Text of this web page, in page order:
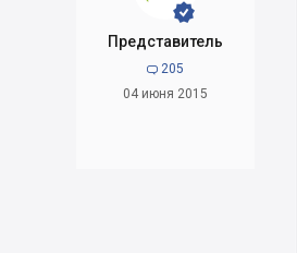


Представитель
 205
04 июня 2015